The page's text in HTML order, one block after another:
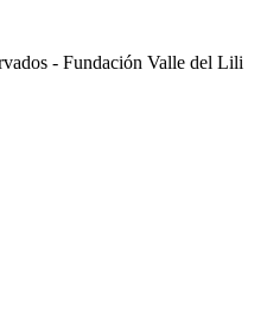
- Fundación Valle del Lili